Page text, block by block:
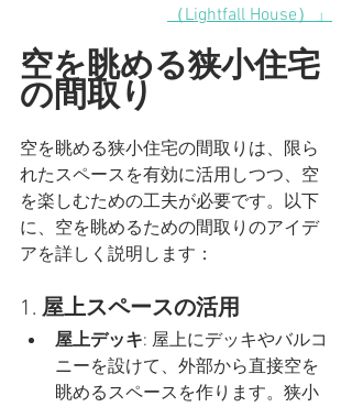
（Lightfall House）」
空を眺める狭小住宅
の間取り
空を眺める狭小住宅の間取りは、限ら
れたスペースを有効に活用しつつ、空
を楽しむための工夫が必要です。以下
に、空を眺めるための間取りのアイデ
アを詳しく説明します：
1. 屋上スペースの活用
屋上デッキ: 屋上にデッキやバルコ
ニーを設けて、外部から直接空を
眺めるスペースを作ります。狭小